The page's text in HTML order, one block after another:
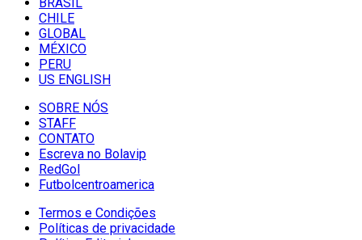
CHILE
GLOBAL
MÉXICO
PERU
US ENGLISH
SOBRE NÓS
STAFF
CONTATO
Escreva no Bolavip
RedGol
Futbolcentroamerica
Termos e Condições
Políticas de privacidade